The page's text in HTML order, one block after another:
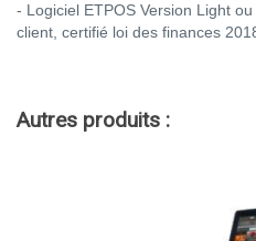
- Logiciel ETPOS Version Light
client, certifié loi des finances
Autres produits :